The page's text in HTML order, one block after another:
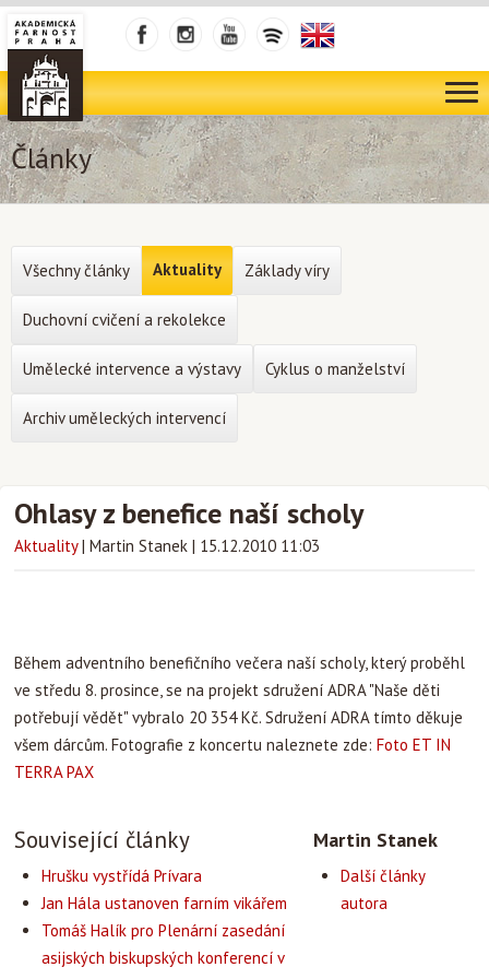
Články
Ohlasy z benefice naší scholy
Aktuality | Martin Stanek | 15.12.2010 11:03
Během adventního benefičního večera naší scholy, který proběhl
ve středu 8. prosince, se na projekt sdružení ADRA "Naše děti
potřebují vědět" vybralo 20 354 Kč. Sdružení ADRA tímto děkuje
všem dárcům. Fotografie z koncertu naleznete zde: Foto ET IN
TERRA PAX
Související články
Hrušku vystřídá Prívara
Jan Hála ustanoven farním vikářem
Tomáš Halík pro Plenární zasedání
asijských biskupských konferencí v
Martin Stanek
Další články
autora
Všechny články Aktuality Základy víry
Duchovní cvičení a rekolekce
Umělecké intervence a výstavy Cyklus o manželství
Archiv uměleckých intervencí